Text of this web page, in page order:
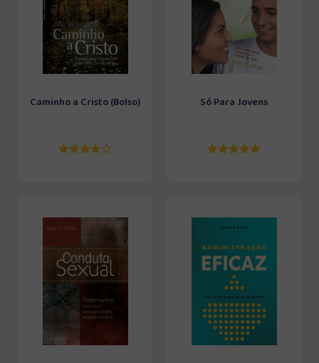
Caminho a Cristo (Bolso) Só Para Jovens